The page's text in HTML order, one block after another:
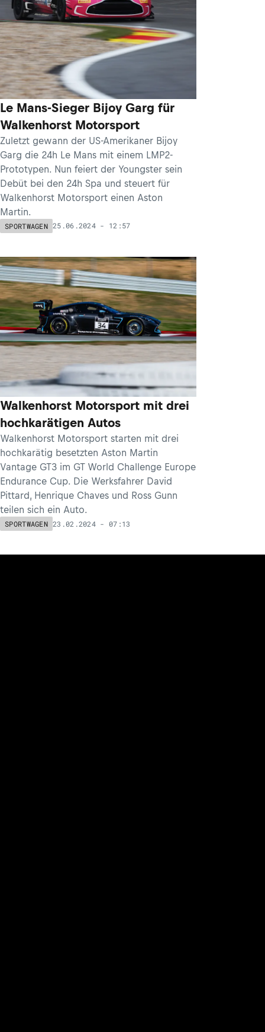
Le Mans-Sieger Bijoy Garg für
Walkenhorst Motorsport
Zuletzt gewann der US-Amerikaner Bijoy
Garg die 24h Le Mans mit einem LMP2-
Prototypen. Nun feiert der Youngster sein
Debüt bei den 24h Spa und steuert für
Walkenhorst Motorsport einen Aston
Martin.
SPORTWAGEN 25.06.2024 - 12:57
Walkenhorst Motorsport mit drei
hochkarätigen Autos
Walkenhorst Motorsport starten mit drei
hochkarätig besetzten Aston Martin
Vantage GT3 im GT World Challenge Europe
Endurance Cup. Die Werksfahrer David
Pittard, Henrique Chaves und Ross Gunn
teilen sich ein Auto.
SPORTWAGEN 23.02.2024 - 07:13